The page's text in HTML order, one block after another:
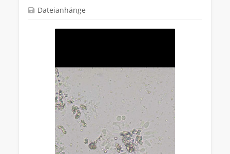
Dateianhänge